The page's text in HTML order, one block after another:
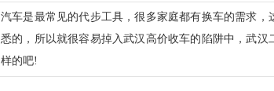
汽车是最常见的代步工具，很多家庭都有换车的需求
悉的，所以就很容易掉入武汉高价收车的陷阱中，武
样的吧!